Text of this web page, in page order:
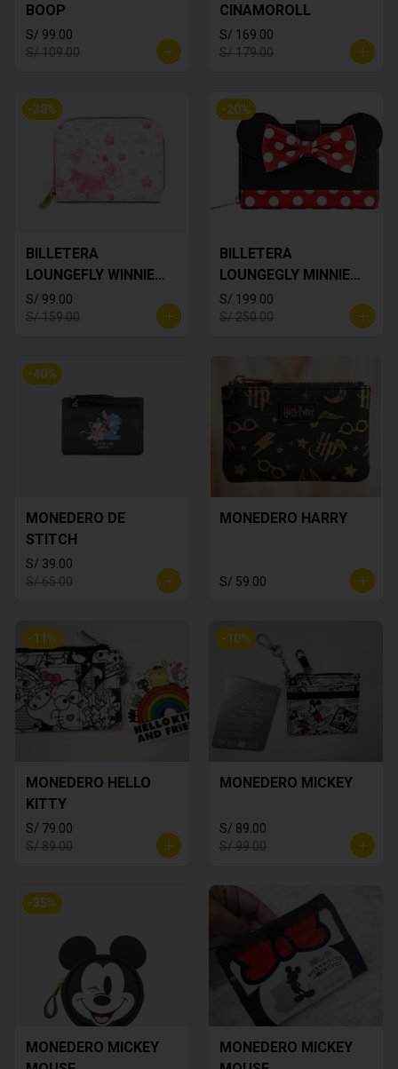
BOOP
S/ 99.00
S/ 109.00
CINAMOROLL
S/ 169.00
S/ 179.00
-38%
BILLETERA
LOUNGEFLY WINNIE
THE POOH
S/ 99.00
S/ 159.00
-20%
BILLETERA
LOUNGEGLY MINNIE
MOUSE
S/ 199.00
S/ 250.00
-40%
MONEDERO DE
STITCH
S/ 39.00
S/ 65.00
MONEDERO HARRY
S/ 59.00
-11 %
MONEDERO HELLO
KITTY
S/ 79.00
S/ 89.00
-10%
MONEDERO MICKEY
S/ 89.00
S/ 99.00
-35%
MONEDERO MICKEY
MONEDERO MICKEY